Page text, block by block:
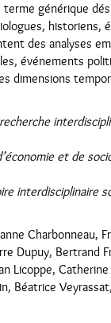
générique
historiens,
des analyses
événements
dimensions
et de
interdisciplinaire
Charbonneau,
Dupuy, Bertrand
Licoppe,
Béatrice